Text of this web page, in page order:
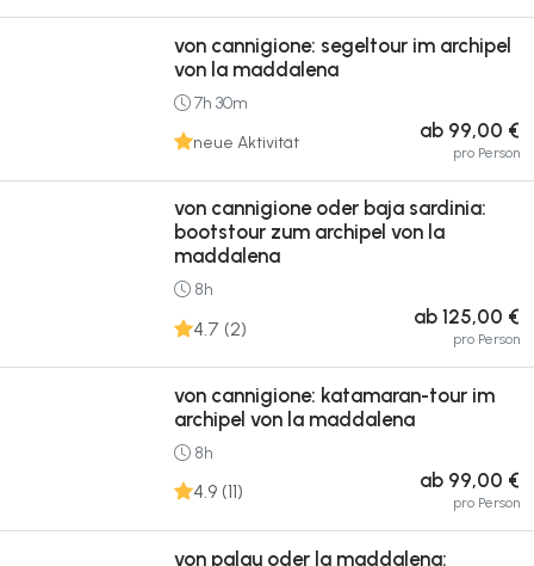
von cannigione: segeltour im archipel
von la maddalena
7h 30m
neue Aktivität
ab 99,00 €
pro Person
von cannigione oder baja sardinia:
bootstour zum archipel von la
maddalena
8h
4.7 (2) ab 125,00 €
pro Person
von cannigione: katamaran-tour im
archipel von la maddalena
8h
4.9 (11) ab 99,00 €
pro Person
von palau oder la maddalena: